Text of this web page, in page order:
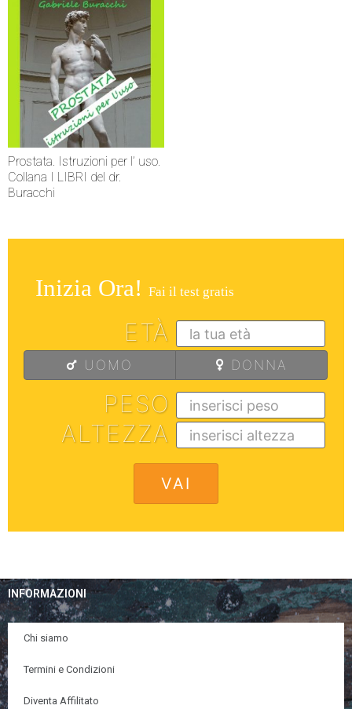
Prostata. Istruzioni per l’ uso.
Collana I LIBRI del dr.
Buracchi
Inizia Ora! Fai il test gratis
ETÀ
UOMO DONNA
PESO
ALTEZZA
INFORMAZIONI
Chi siamo
Termini e Condizioni
Diventa Affilitato